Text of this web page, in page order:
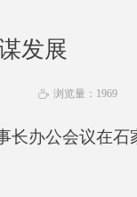
发展
办公会议在石
ꄘ 浏览量： 1969